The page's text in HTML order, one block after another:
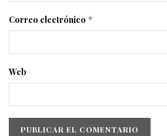
Correo electrónico *
Web